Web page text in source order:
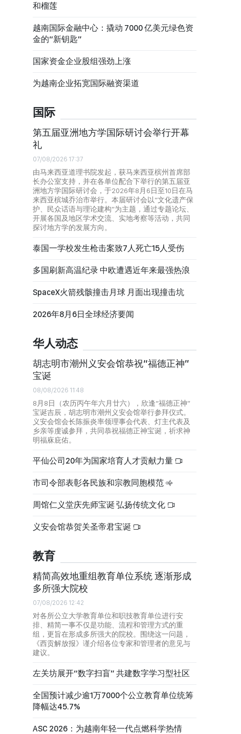
和榴莲
越南国际金融中心：撬动 7000 亿美元绿色资
金的“新钥匙”
国家资金企业股组强劲上涨
为越南企业拓宽国际融资渠道
国际
第五届亚洲地方学国际研讨会举行开幕
礼
07/08/2026 17:37
由马来西亚道理书院发起，获马来西亚槟州首席部
长办公室支持，并在各单位配合下举行的第五届亚
洲地方学国际研讨会，于2026年8月6日至10日在马
来西亚槟城乔治市举行。本届研讨会以“文化遗产保
护、民众话语与理论建构”为主题，通过专题论坛、
开展各国及地区学术交流、实地考察等活动，共同
探讨地方学的发展方向。
泰国一学校发生枪击案致7人死亡15人受伤
多国刷新高温纪录 中欧遭遇近年来最强热浪
SpaceX火箭残骸撞击月球 月面出现撞击坑
2026年8月6日全球经济要闻
华人动态
胡志明市潮州义安会馆恭祝“福德正神”
宝诞
08/08/2026 11:48
8月8日（农历丙午年六月廿六），欣逢“福德正神”
宝诞吉辰，胡志明市潮州义安会馆举行参拜仪式。
义安会馆会长陈振炎率领理事会代表、灯主代表及
乡亲等虔诚参拜，共同恭祝福德正神宝诞，祈求神
明福庥庇佑。
平仙公司20年为国家培育人才贡献力量
市司令部表彰各民族和宗教同胞模范
周馆仁义堂庆先师宝诞 弘扬传统文化
义安会馆恭贺关圣帝君宝诞
教育
精简高效地重组教育单位系统 逐渐形成
多所强大院校
07/08/2026 12:42
对各所公立大学教育单位和职技教育单位进行安
排、精简一事不仅是功能、流程和管理方式的重
组，更旨在形成多所强大的院校。围绕这一问题，
《西贡解放报》谨介绍各位专家和管理者的意见与
建议。
左关坊展开“数字扫盲” 共建数字学习型社区
全国预计减少逾1万7000个公立教育单位统筹
降幅达45.7%
ASC 2026：为越南年轻一代点燃科学热情